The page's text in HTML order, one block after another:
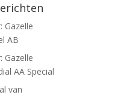
Gazelle
AB
Gazelle
AA Special
van